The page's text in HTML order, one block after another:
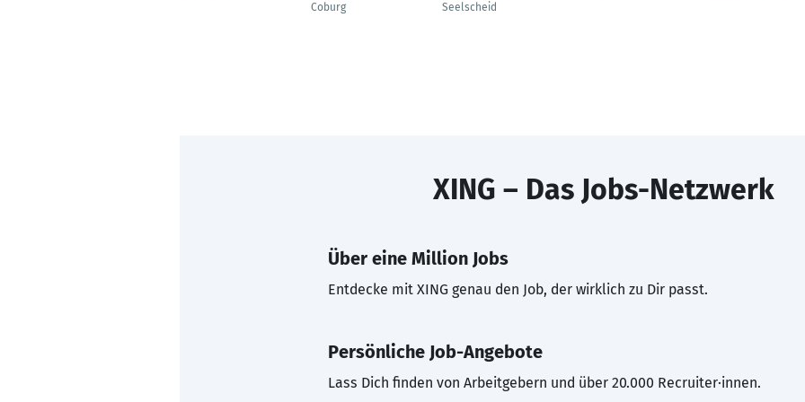
Coburg
Seelscheid
XING – Das Jobs-Netzwerk
Über eine Million Jobs
Entdecke mit XING genau den Job, der wirklich zu Dir passt.
Persönliche Job-Angebote
Lass Dich finden von Arbeitgebern und über 20.000 Recruiter·innen.